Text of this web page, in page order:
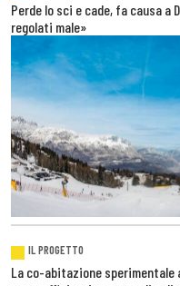
Perde lo sci e cade, fa causa a
regolati male»
IL PROGETTO
La co-abitazione sperimentale